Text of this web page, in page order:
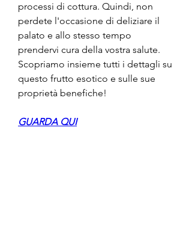
processi di cottura. Quindi, non
perdete l'occasione di deliziare il
palato e allo stesso tempo
prendervi cura della vostra salute.
Scopriamo insieme tutti i dettagli su
questo frutto esotico e sulle sue
proprietà benefiche!
GUARDA QUI